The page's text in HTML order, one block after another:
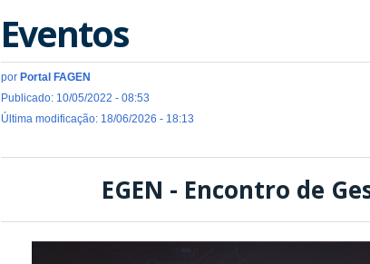
Eventos
por Portal FAGEN
Publicado: 10/05/2022 - 08:53
Última modificação: 18/06/2026 - 18:13
EGEN - Encontro de